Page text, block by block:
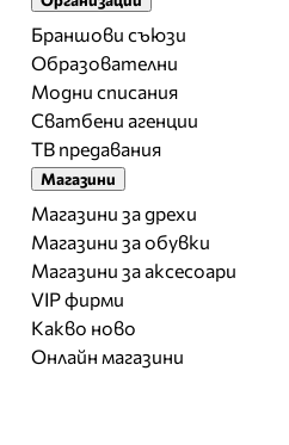
Браншови съюзи
Образователни
Модни списания
Сватбени агенции
ТВ предавания
Магазини
Магазини за дрехи
Магазини за обувки
Магазини за aксесоари
VIP фирми
Какво ново
Онлайн магазини